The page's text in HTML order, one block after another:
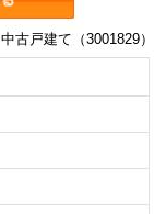
中古戸建て（3001829）